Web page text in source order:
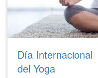
Día Internacional
del Yoga